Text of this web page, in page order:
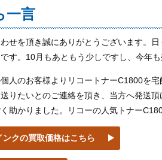
一言
せを頂き誠にありがとうございます。
す。10月もあともう少しですし、今年
人のお客様よりリコートナーC1800を
りたいとのご連絡を頂き、当方へ発送
助かりました。リコーの人気トナー
ンクの買取価格はこちら